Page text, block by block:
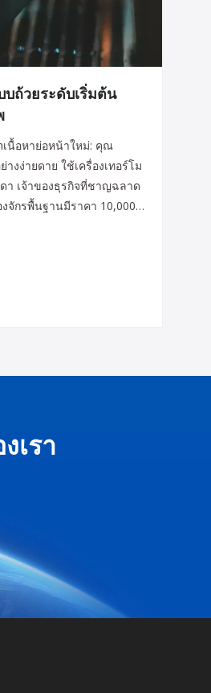
บถ้วยระดับเริ่มต้น
เนื้อหาย่อหน้าใหม่: คุณ
งง่ายดาย ใช้เครื่องเทอร์โม
า เจ้าของธุรกิจที่ชาญฉลาด
จักรพื้นฐานมีราคา 10,000
เรา